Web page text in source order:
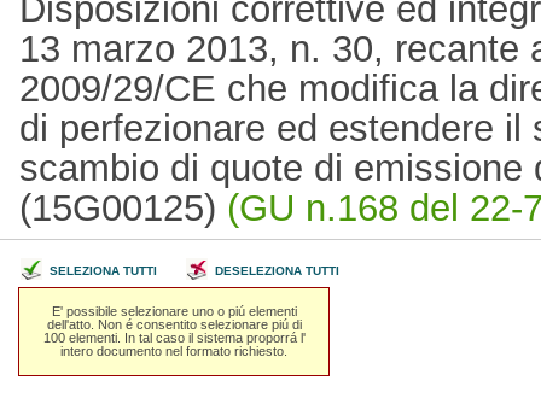
Disposizioni correttive ed
13 marzo 2013, n. 30, recante
2009/29/CE che modifica la
di perfezionare ed estendere
scambio di quote di emissione
(15G00125) (GU n.168 del 22-
SELEZIONA TUTTI DESELEZIONA TUTTI
E' possibile selezionare uno o piú elementi
dell'atto. Non é consentito selezionare piú di
100 elementi. In tal caso il sistema proporrá l'
intero documento nel formato richiesto.